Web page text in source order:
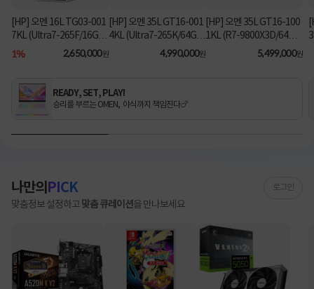
[HP] 오멘 16L TG03-001
7KL (Ultra7-265F/16GB/
1TB/RX9060XT/FD) [기
★
1% 2,650,000원
[HP] 오멘 35L GT16-001
4KL (Ultra7-265K/64GB/
2TB/RTX5070Ti/FD) 3
쿠폰★
4,990,000원
[HP] 오멘 35L GT16-100
1KL (R7-9800X3D/64G
B/1TB/RTX5080/FD) [기
5,499,000원
READY, SET, PLAY!
승리를 부르는 OMEN, 야식까지 책임진다🍗
나만의 PICK 로그인
맞춤정보 설정하고맞춤 큐레이션을 만나보세요